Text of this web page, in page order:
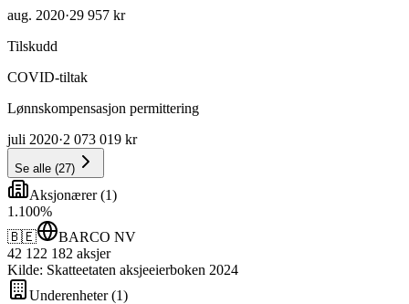
aug. 2020·29 957 kr
Tilskudd
COVID-tiltak
Lønnskompensasjon permittering
juli 2020·2 073 019 kr
Se alle (27)
Aksjonærer(1)
1 .100%
🇧🇪
BARCO NV
42 122 182 aksjer
Kilde: Skatteetaten aksjeeierboken 2024
Underenheter(1)